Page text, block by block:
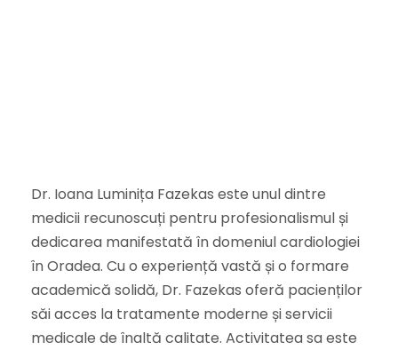
Dr. Ioana Luminița Fazekas este unul dintre
medicii recunoscuți pentru profesionalismul și
dedicarea manifestată în domeniul cardiologiei
în Oradea. Cu o experiență vastă și o formare
academică solidă, Dr. Fazekas oferă pacienților
săi acces la tratamente moderne și servicii
medicale de înaltă calitate. Activitatea sa este